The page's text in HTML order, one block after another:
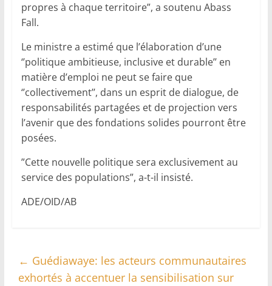
propres à chaque territoire”, a soutenu Abass
Fall.
Le ministre a estimé que l’élaboration d’une
‘’politique ambitieuse, inclusive et durable’’ en
matière d’emploi ne peut se faire que
‘’collectivement’’, dans un esprit de dialogue, de
responsabilités partagées et de projection vers
l’avenir que des fondations solides pourront être
posées.
”Cette nouvelle politique sera exclusivement au
service des populations”, a-t-il insisté.
ADE/OID/AB
← Guédiawaye: les acteurs communautaires
exhortés à accentuer la sensibilisation sur